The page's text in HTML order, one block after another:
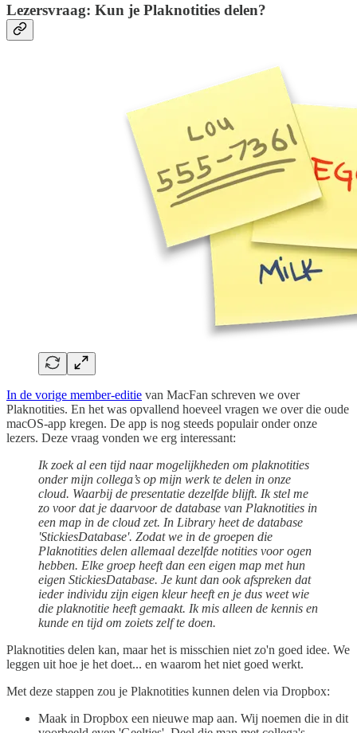
Lezersvraag: Kun je Plaknotities delen?
In de vorige member-editie van MacFan schreven we over
Plaknotities. En het was opvallend hoeveel vragen we over die oude
macOS-app kregen. De app is nog steeds populair onder onze
lezers. Deze vraag vonden we erg interessant:
Ik zoek al een tijd naar mogelijkheden om plaknotities
onder mijn collega’s op mijn werk te delen in onze
cloud. Waarbij de presentatie dezelfde blijft. Ik stel me
zo voor dat je daarvoor de database van Plaknotities in
een map in de cloud zet. In Library heet de database
'StickiesDatabase'. Zodat we in de groepen die
Plaknotities delen allemaal dezelfde notities voor ogen
hebben. Elke groep heeft dan een eigen map met hun
eigen StickiesDatabase. Je kunt dan ook afspreken dat
ieder individu zijn eigen kleur heeft en je dus weet wie
die plaknotitie heeft gemaakt. Ik mis alleen de kennis en
kunde en tijd om zoiets zelf te doen.
Plaknotities delen kan, maar het is misschien niet zo'n goed idee. We
leggen uit hoe je het doet... en waarom het niet goed werkt.
Met deze stappen zou je Plaknotities kunnen delen via Dropbox:
Maak in Dropbox een nieuwe map aan. Wij noemen die in dit